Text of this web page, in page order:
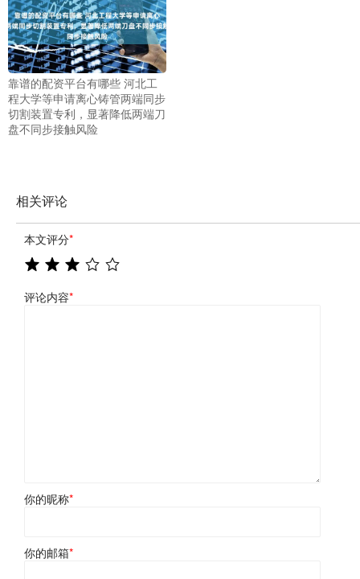
靠谱的配资平台有哪些 河北工
程大学等申请离心铸管两端同步
切割装置专利，显著降低两端刀
盘不同步接触风险
相关评论
本文评分*
评论内容*
你的昵称*
你的邮箱*